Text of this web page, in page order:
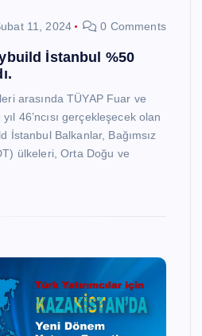
11, 2024 0 Comments
İstanbul %50
arasında TÜYAP Fuar ve
46’ncısı gerçekleşecek olan
İstanbul Balkanlar, Bağımsız
ülkeleri, Orta Doğu ve